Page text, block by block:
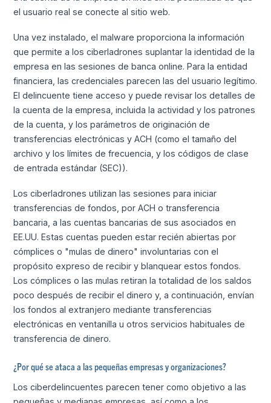
el usuario real se conecte al sitio web.
Una vez instalado, el malware proporciona la información
que permite a los ciberladrones suplantar la identidad de la
empresa en las sesiones de banca online. Para la entidad
financiera, las credenciales parecen las del usuario legítimo.
El delincuente tiene acceso y puede revisar los detalles de
la cuenta de la empresa, incluida la actividad y los patrones
de la cuenta, y los parámetros de originación de
transferencias electrónicas y ACH (como el tamaño del
archivo y los límites de frecuencia, y los códigos de clase
de entrada estándar (SEC)).
Los ciberladrones utilizan las sesiones para iniciar
transferencias de fondos, por ACH o transferencia
bancaria, a las cuentas bancarias de sus asociados en
EE.UU. Estas cuentas pueden estar recién abiertas por
cómplices o "mulas de dinero" involuntarias con el
propósito expreso de recibir y blanquear estos fondos.
Los cómplices o las mulas retiran la totalidad de los saldos
poco después de recibir el dinero y, a continuación, envían
los fondos al extranjero mediante transferencias
electrónicas en ventanilla u otros servicios habituales de
transferencia de dinero.
¿Por qué se ataca a las pequeñas empresas y organizaciones?
Los ciberdelincuentes parecen tener como objetivo a las